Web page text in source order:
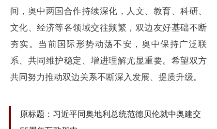
间，奥中两国合作持续深化，人文、教育、科研、
文化、经济等各领域交往频繁，双边友好基础不断
夯实。当前国际形势动荡不安，奥中保持广泛联
系、共同维护稳定、增进理解尤显重要。希望双方
共同努力推动双边关系不断深入发展、提质升级。
原标题：习近平同奥地利总统范德贝伦就中奥建交